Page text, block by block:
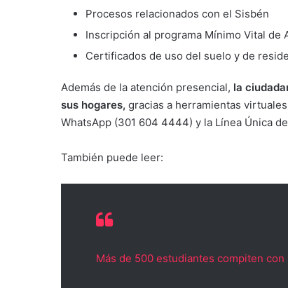
Procesos relacionados con el Sisbén
Inscripción al programa Mínimo Vital de
Certificados de uso del suelo y de
Además de la atención presencial, la
sus hogares, gracias a herramientas
WhatsApp (301 604 4444) y la Línea Única
También puede leer:
Más de 500 estudiantes compiten